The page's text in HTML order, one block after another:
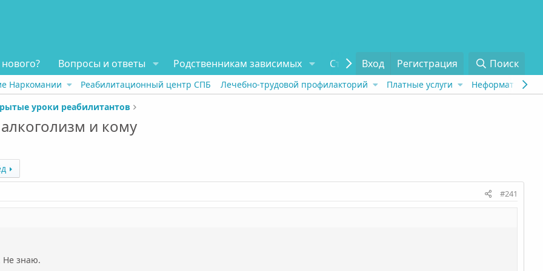
Вопросы и ответы Родственникам зависимых Статьи Отзывы О проекте
Вход Регистрация Поиск
Наркомании Реабилитационный центр СПБ Лечебно-трудовой профилакторий Платные услуги Неформат
уроки реабилитантов
и кому
#241
Не знаю.